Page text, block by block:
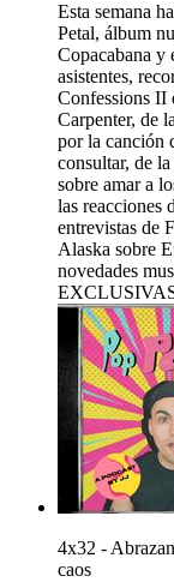
Esta semana
Petal, álbum
Copacabana y
asistentes,
Confessions II
Carpenter, de
por la canción
consultar, de
sobre amar a
las reacciones
entrevistas de
Alaska sobre
novedades
4x32 -
caos